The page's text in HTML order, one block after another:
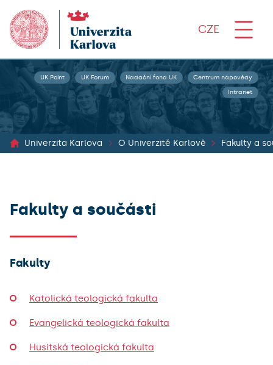
CZE
UK Point UK Forum Nadační fond UK Centrum nápovědy
Intranet
Univerzita Karlova O Univerzitě Karlově Fakulty a
Fakulty a součásti
Fakulty
Katolická teologická fakulta
Evangelická teologická fakulta
Husitská teologická fakulta